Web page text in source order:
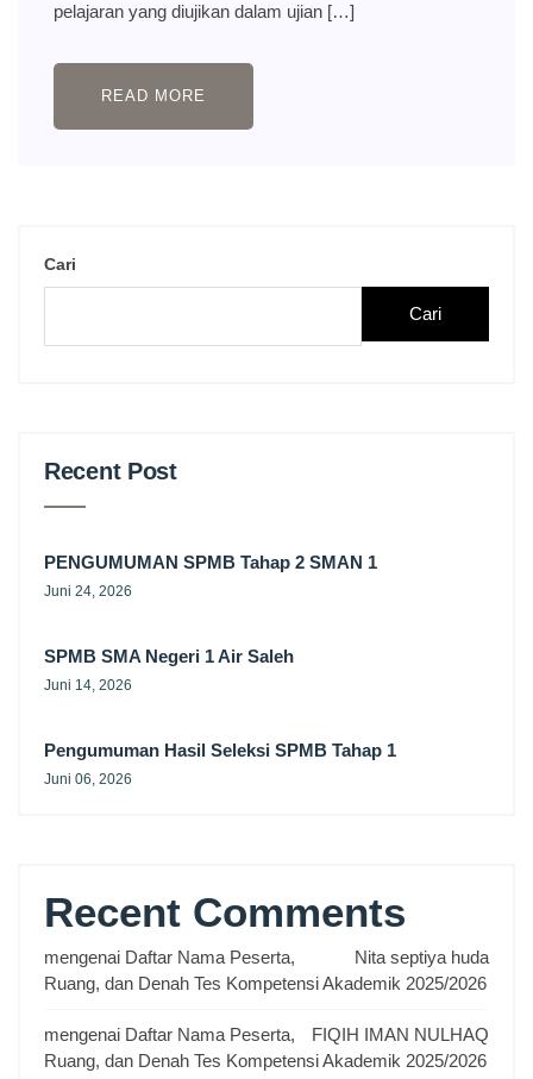
pelajaran yang diujikan dalam ujian […]
READ MORE
Cari
Cari
Recent Post
PENGUMUMAN SPMB Tahap 2 SMAN 1
Juni 24, 2026
SPMB SMA Negeri 1 Air Saleh
Juni 14, 2026
Pengumuman Hasil Seleksi SPMB Tahap 1
Juni 06, 2026
Recent Comments
Nita septiya huda
mengenai Daftar Nama Peserta,
Ruang, dan Denah Tes Kompetensi Akademik 2025/2026
FIQIH IMAN NULHAQ
mengenai Daftar Nama Peserta,
Ruang, dan Denah Tes Kompetensi Akademik 2025/2026